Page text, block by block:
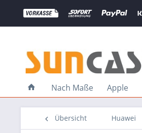
Nach Maße Apple
Übersicht Huawei